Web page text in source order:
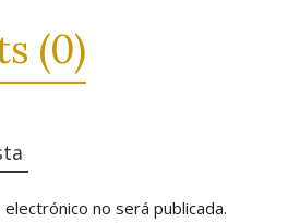
(0)
no será publicada.